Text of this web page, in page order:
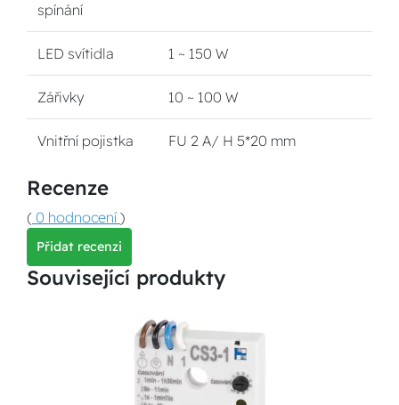
spínání
LED svítidla 1 ~ 150 W
Zářivky 10 ~ 100 W
Vnitřní pojistka FU 2 A/ H 5*20 mm
Recenze
( 0 hodnocení )
Přidat recenzi
Související produkty